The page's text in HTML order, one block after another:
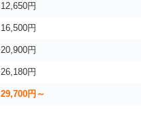
12,650円
16,500円
20,900円
26,180円
29,700円～